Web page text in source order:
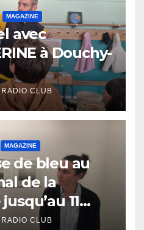
MAGAZINE
avec
à Douchy-
RADIO CLUB
MAGAZINE
de bleu au
de la
11
RADIO CLUB